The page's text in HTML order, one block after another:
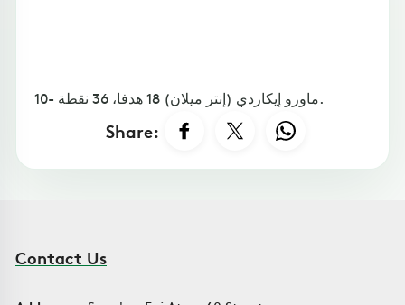
10- ماورو إيكاردي (إنتر ميلان) 18 هدفا، 36 نقطة.
Share:
Contact Us